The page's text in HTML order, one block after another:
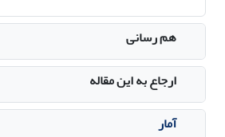
هم رسانی
ارجاع به این مقاله
آمار